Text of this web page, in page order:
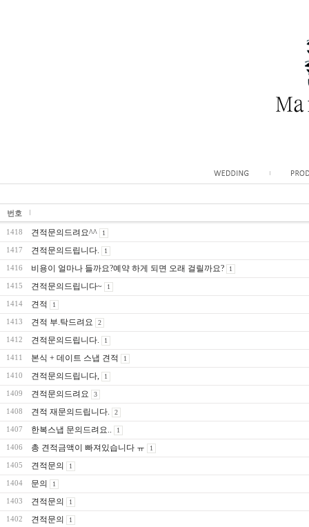
번호
1418 견적문의드려요^^ 1
1417 견적문의드립니다. 1
1416 비용이 얼마나 들까요?예약 하게 되면 오래 걸릴까요? 1
1415 견적문의드립니다~ 1
1414 견적 1
1413 견적 부.탁드려요 2
1412 견적문의드립니다. 1
1411 본식 + 데이트 스냅 견적 1
1410 견적문의드립니다, 1
1409 견적문의드려요 3
1408 견적 재문의드립니다. 2
1407 한복스냅 문의드려요.. 1
1406 총 견적금액이 빠져있습니다 ㅠ 1
1405 견적문의 1
1404 문의 1
1403 견적문의 1
1402 견적문의 1